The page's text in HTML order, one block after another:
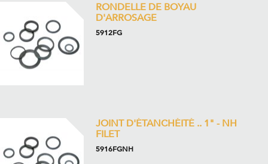
RONDELLE DE BOYAU
D'ARROSAGE
5912FG
JOINT D'ÉTANCHÉITÉ .. 1" - NH
FILET
5916FGNH